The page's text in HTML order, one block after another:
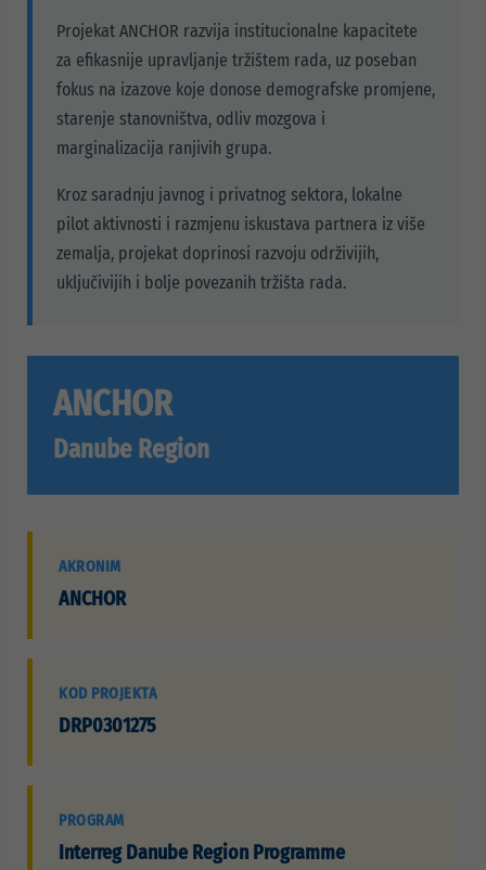
Projekat ANCHOR razvija institucionalne kapacitete
za efikasnije upravljanje tržištem rada, uz poseban
fokus na izazove koje donose demografske promjene,
starenje stanovništva, odliv mozgova i
marginalizacija ranjivih grupa.
Kroz saradnju javnog i privatnog sektora, lokalne
pilot aktivnosti i razmjenu iskustava partnera iz više
zemalja, projekat doprinosi razvoju održivijih,
uključivijih i bolje povezanih tržišta rada.
ANCHOR
Danube Region
AKRONIM
ANCHOR
KOD PROJEKTA
DRP0301275
PROGRAM
Interreg Danube Region Programme